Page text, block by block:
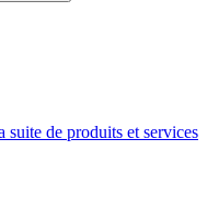
de produits et services